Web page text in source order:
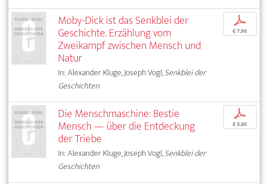
Moby-Dick ist das Senkblei der
Geschichte. Erzählung vom
Zweikampf zwischen Mensch und
Natur
In: Alexander Kluge, Joseph Vogl,Senkblei der
Geschichten
p
€ 7,95
Die Menschmaschine: Bestie
Mensch — über die Entdeckung
der Triebe
In: Alexander Kluge, Joseph Vogl,Senkblei der
Geschichten
p
€ 5,95